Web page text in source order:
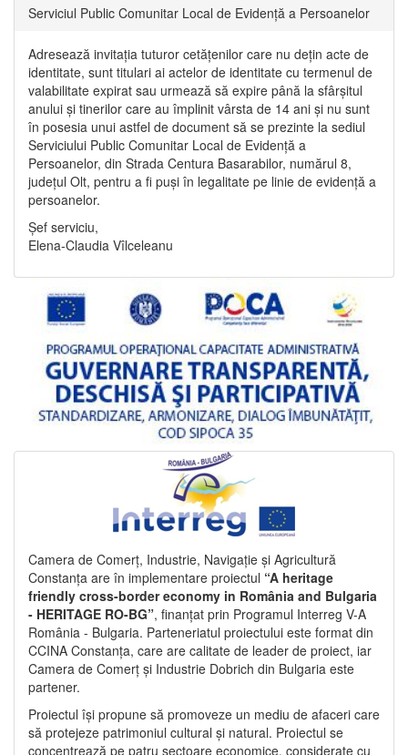
Serviciul Public Comunitar Local de Evidență a Persoanelor
Adresează invitația tuturor cetățenilor care nu dețin acte de
identitate, sunt titulari ai actelor de identitate cu termenul de
valabilitate expirat sau urmează să expire până la sfârșitul
anului și tinerilor care au împlinit vârsta de 14 ani și nu sunt
în posesia unui astfel de document să se prezinte la sediul
Serviciului Public Comunitar Local de Evidență a
Persoanelor, din Strada Centura Basarabilor, numărul 8,
județul Olt, pentru a fi puși în legalitate pe linie de evidență a
persoanelor.
Șef serviciu,
Elena-Claudia Vîlceleanu
Camera de Comerț, Industrie, Navigație și Agricultură
Constanța are în implementare proiectul “A heritage
friendly cross-border economy in România and Bulgaria
- HERITAGE RO-BG”, finanțat prin Programul Interreg V-A
România - Bulgaria. Parteneriatul proiectului este format din
CCINA Constanța, care are calitate de leader de proiect, iar
Camera de Comerț și Industrie Dobrich din Bulgaria este
partener.
Proiectul își propune să promoveze un mediu de afaceri care
să protejeze patrimoniul cultural și natural. Proiectul se
concentrează pe patru sectoare economice, considerate cu